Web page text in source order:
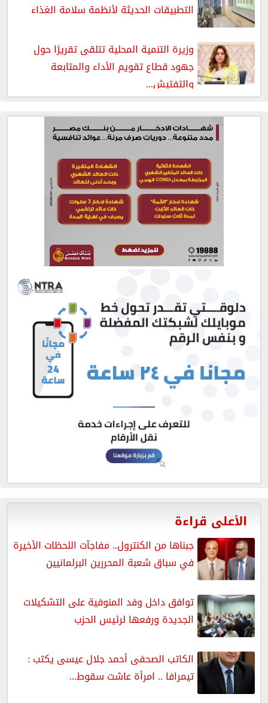
التطبيقات الحديثة لأنظمة سلامة الغذاء
وزيرة التنمية المحلية تتلقى تقريرًا حول
جهود قطاع تقويم الأداء والمتابعة
والتفتيش...
الأعلى قراءة
جبناها من الكنترول.. مفاجآت اللحظات الأخيرة
في سباق شعبة المحررين البرلمانيين
توافق داخل وفد المنوفية على التشكيلات
الجديدة ورفعها لرئيس الحزب
الكاتب الصحفى أحمد جلال عيسى يكتب :
تيمرافا .. امرأة عاشت سقوط...